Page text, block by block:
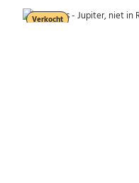
Verkocht